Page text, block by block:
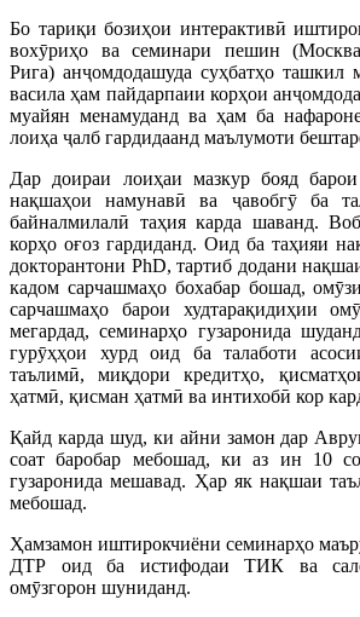
Бо тариқи бозиҳои интерактивӣ
вохӯриҳо ва семинари пешин
Рига) анҷомдодашуда суҳбатҳо ташкил
васила ҳам пайдарпаии корҳои
муайян менамуданд ва ҳам ба
лоиҳа ҷалб гардидаанд маълумоти
Дар доираи лоиҳаи мазкур бояд
нақшаҳои намунавӣ ва ҷавобгӯ ба
байналмилалӣ таҳия карда шаванд.
корҳо оғоз гардиданд. Оид ба таҳияи
докторантони PhD, тартиб додани
кадом сарчашмаҳо бохабар бошад,
сарчашмаҳо барои худтарақидиҳии
мегардад, семинарҳо гузаронида
гурӯҳҳои хурд оид ба талаботи
таълимӣ, миқдори кредитҳо,
ҳатмӣ, қисман ҳатмӣ ва интихобӣ кор
Қайд карда шуд, ки айни замон дар
соат баробар мебошад, ки аз ин 10
гузаронида мешавад. Ҳар як нақшаи
мебошад.
Ҳамзамон иштирокчиёни семинарҳо
ДТР оид ба истифодаи ТИК ва
омӯзгорон шуниданд.